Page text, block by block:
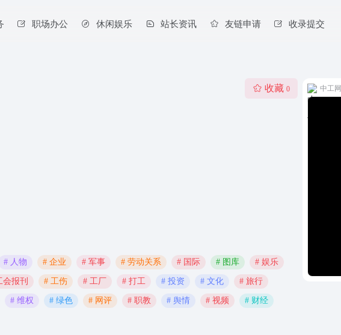
职场办公 休闲娱乐 站长资讯 友链申请 收录提交
收藏 0
# 人物 # 企业 # 军事 # 劳动关系 # 国际 # 图库 # 娱乐
会报刊 # 工伤 # 工厂 # 打工 # 投资 # 文化 # 旅行
# 维权 # 绿色 # 网评 # 职教 # 舆情 # 视频 # 财经
中工网